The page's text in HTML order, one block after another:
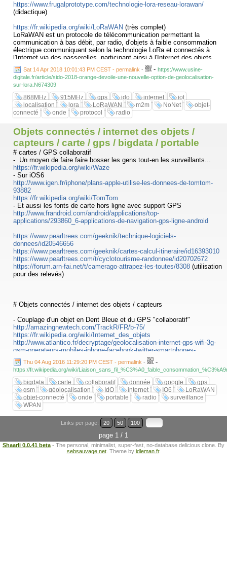
https://www.frugalprototype.com/technologie-lora-reseau-lorawan/
(didactique)
https://fr.wikipedia.org/wiki/LoRaWAN (très complet)
LoRaWAN est un protocole de télécommunication permettant la
communication à bas débit, par radio, d'objets à faible consommation
électrique communiquant selon la technologie LoRa et connectés à
l'Internet via des passerelles, participant ainsi à l'Internet des objets.
https://www.lora-alliance.org/
#Autres standards et solutions dans ce marché très divers avec
Weightless-N, Qowisio, les réseaux mesh avec notamment Wirepas,
les réseaux M2M 3GPP,
http://www.oezratty.net/wordpress/2015/reseaux-m2m-2/
Internet of Things = iot = Objet connecté
Sat 14 Apr 2018 10:01:43 PM CEST - permalink - - https://www.usine-
digitale.fr/article/sido-2018-orange-devoile-une-nouvelle-option-de-geolocalisation-
sur-lora.N674309
868MHz 915MHz gps ido internet
iot
localisation
lora LoRaWAN m2m NoNet
objet-
connecté
onde protocol radio
Objets connectés / internet des objets /
capteurs / carte / gps / bigdata / portable
# cartes / GPS collaboratif
- Un moyen de faire faire bosser les gens tout-en les surveillants...
https://fr.wikipedia.org/wiki/Waze
- Sur iOS6
http://www.igen.fr/iphone/plans-apple-utilise-les-donnees-de-tomtom-
93882
https://fr.wikipedia.org/wiki/TomTom
- Et aussi les fonts de carte hors ligne avec support GPS
http://www.frandroid.com/android/applications/top-
applications/293860_6-applications-de-navigation-gps-ligne-android
https://www.pearltrees.com/geeknik/technique-logiciels-
donnees/id20546656
https://www.pearltrees.com/geeknik/cartes-calcul-itineraire/id16393010
https://www.pearltrees.com/t/cyclotourisme-randonnee/id20702672
https://forum.arn-fai.net/t/camerago-attrapez-les-toutes/8308 (utilisation
pour des relevés)
# Objets connectés / internet des objets / capteurs
- Couplage d'un objet en Dent Bleue et du GPS "collaboratif"
http://amazingnewtech.com/TrackR/FR/b-75/
https://fr.wikipedia.org/wiki/Internet_des_objets
http://www.atlantico.fr/decryptage/geolocalisation-internet-gps-wifi-3g-
gsm-operateurs-mobiles-iphone-facebook-twitter-smartphones-
83139.html
https://fr.wikipedia.org/wiki/
# via nano satellite kineis
"La connectivité IoT spatiale pour l’Homme, ses activités et son
environnement"
https://www.youtube.com/watch?v=yebUKIqBn34
https://kineis.com/
Thu 04 Aug 2016 11:29:20 PM CEST - permalink - -
https://fr.wikipedia.org/wiki/
bigdata carte collaboratif donnée google
gps
gsm
géolocalisation IdO internet IO6
LoRaWAN
objet-connecté
onde portable radio
surveillance
WPAN
Links per page: 20 50 100
page 1 / 1
Shaarli 0.0.41 beta - The personal, minimalist, super-fast, no-database delicious clone. By
sebsauvage.net. Theme by idleman.fr.